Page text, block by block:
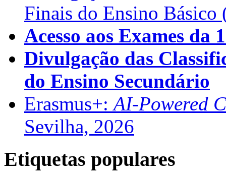
Finais do Ensino Básico
Acesso aos Exames da
Divulgação das
do Ensino Secundário
Erasmus+:AI-Powered
Sevilha, 2026
Etiquetas populares